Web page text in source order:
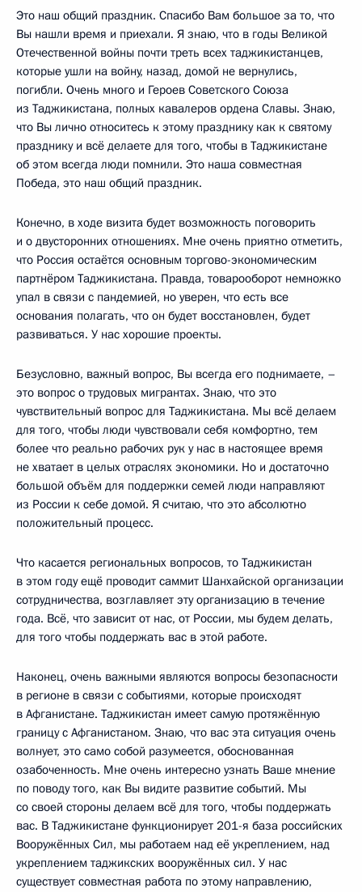
Это наш общий праздник. Спасибо Вам большое за то, что
Вы нашли время и приехали. Я знаю, что в годы Великой
Отечественной войны почти треть всех таджикистанцев,
которые ушли на войну, назад, домой не вернулись,
погибли. Очень много и Героев Советского Союза
из Таджикистана, полных кавалеров ордена Славы. Знаю,
что Вы лично относитесь к этому празднику как к святому
празднику и всё делаете для того, чтобы в Таджикистане
об этом всегда люди помнили. Это наша совместная
Победа, это наш общий праздник.
Конечно, в ходе визита будет возможность поговорить
и о двусторонних отношениях. Мне очень приятно отметить,
что Россия остаётся основным торгово-экономическим
партнёром Таджикистана. Правда, товарооборот немножко
упал в связи с пандемией, но уверен, что есть все
основания полагать, что он будет восстановлен, будет
развиваться. У нас хорошие проекты.
Безусловно, важный вопрос, Вы всегда его поднимаете, –
это вопрос о трудовых мигрантах. Знаю, что это
чувствительный вопрос для Таджикистана. Мы всё делаем
для того, чтобы люди чувствовали себя комфортно, тем
более что реально рабочих рук у нас в настоящее время
не хватает в целых отраслях экономики. Но и достаточно
большой объём для поддержки семей люди направляют
из России к себе домой. Я считаю, что это абсолютно
положительный процесс.
Что касается региональных вопросов, то Таджикистан
в этом году ещё проводит саммит Шанхайской организации
сотрудничества, возглавляет эту организацию в течение
года. Всё, что зависит от нас, от России, мы будем делать,
для того чтобы поддержать вас в этой работе.
Наконец, очень важными являются вопросы безопасности
в регионе в связи с событиями, которые происходят
в Афганистане. Таджикистан имеет самую протяжённую
границу с Афганистаном. Знаю, что вас эта ситуация очень
волнует, это само собой разумеется, обоснованная
озабоченность. Мне очень интересно узнать Ваше мнение
по поводу того, как Вы видите развитие событий. Мы
со своей стороны делаем всё для того, чтобы поддержать
вас. В Таджикистане функционирует 201-я база российских
Вооружённых Сил, мы работаем над её укреплением, над
укреплением таджикских вооружённых сил. У нас
существует совместная работа по этому направлению,